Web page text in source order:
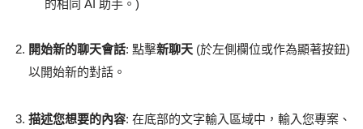
的相同 AI 助手。)
開始新的聊天會話: 點擊新聊天 (於左側欄位或作為顯著按鈕)
以開始新的對話。
描述您想要的內容: 在底部的文字輸入區域中，輸入您專案、